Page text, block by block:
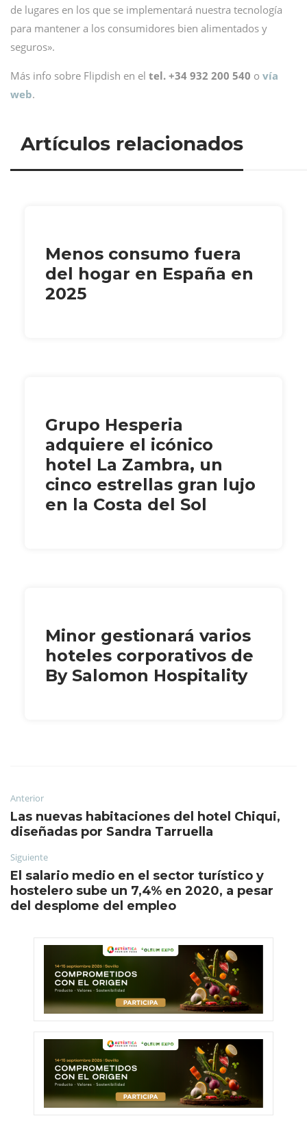
de lugares en los que se implementará nuestra tecnología
para mantener a los consumidores bien alimentados y
seguros».
Más info sobre Flipdish en el tel. +34 932 200 540 o vía
web.
Artículos relacionados
Menos consumo fuera
del hogar en España en
2025
Grupo Hesperia
adquiere el icónico
hotel La Zambra, un
cinco estrellas gran lujo
en la Costa del Sol
Minor gestionará varios
hoteles corporativos de
By Salomon Hospitality
Anterior
Las nuevas habitaciones del hotel Chiqui,
diseñadas por Sandra Tarruella
Siguiente
El salario medio en el sector turístico y
hostelero sube un 7,4% en 2020, a pesar
del desplome del empleo